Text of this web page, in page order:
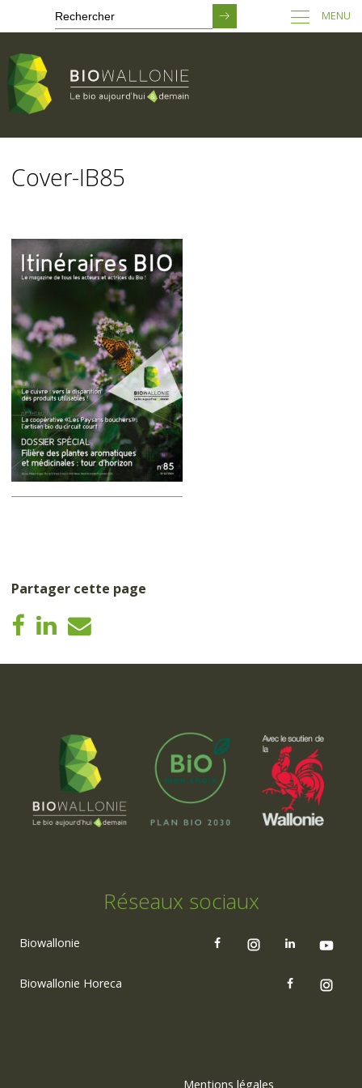
contenu
principal
MENU
Cover-IB85
Partager cette page
Réseaux sociaux
Biowallonie
Biowallonie Horeca
Mentions légales